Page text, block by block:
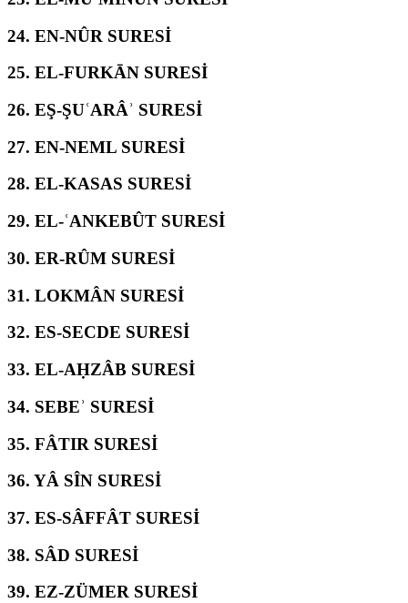
24. EN-NÛR SURESİ
25. EL-FURKĀN SURESİ
26. EŞ-ŞUʿARÂʾ SURESİ
27. EN-NEML SURESİ
28. EL-KASAS SURESİ
29. EL-ʿANKEBÛT SURESİ
30. ER-RÛM SURESİ
31. LOKMÂN SURESİ
32. ES-SECDE SURESİ
33. EL-AḤZÂB SURESİ
34. SEBEʾ SURESİ
35. FÂTIR SURESİ
36. YÂ SÎN SURESİ
37. ES-SÂFFÂT SURESİ
38. SÂD SURESİ
39. EZ-ZÜMER SURESİ